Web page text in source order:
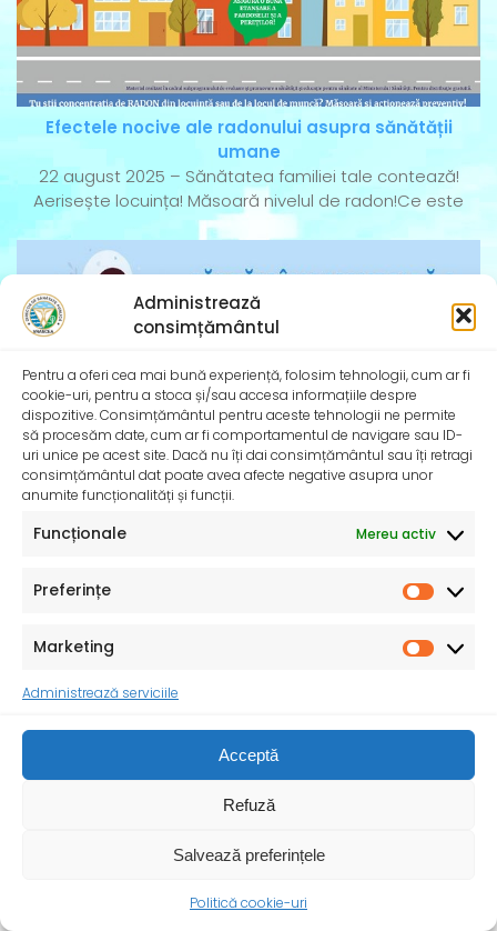
Administrează
consimțământul
Pentru a oferi cea mai bună experiență, folosim tehnologii, cum ar fi
cookie-uri, pentru a stoca și/sau accesa informațiile despre
dispozitive. Consimțământul pentru aceste tehnologii ne permite
să procesăm date, cum ar fi comportamentul de navigare sau ID-
uri unice pe acest site. Dacă nu îți dai consimțământul sau îți retragi
consimțământul dat poate avea afecte negative asupra unor
anumite funcționalități și funcții.
Funcționale Mereu activ
Preferințe
Marketing
Administrează serviciile
Acceptă
Refuză
Salvează preferințele
Politică cookie-uri
Efectele nocive ale radonului asupra sănătății
umane
22 august 2025 – Sănătatea familiei tale contează!
Aerisește locuința! Măsoară nivelul de radon!Ce este
Săptămâna Mondială a Alimentației la Sân1-7
AUGUST 2025 !Promovăm alăptarea pentru a
Cu sprijinul OMS, UNICEF a ministerelor sănătății din
diferite țări precum și cu parteneri ai